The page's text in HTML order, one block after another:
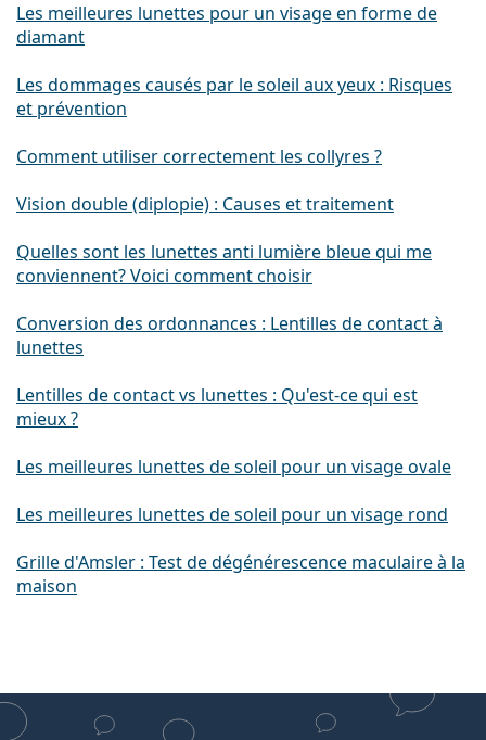
Les meilleures lunettes pour un visage en forme de
diamant
Les dommages causés par le soleil aux yeux : Risques
et prévention
Comment utiliser correctement les collyres ?
Vision double (diplopie) : Causes et traitement
Quelles sont les lunettes anti lumière bleue qui me
conviennent? Voici comment choisir
Conversion des ordonnances : Lentilles de contact à
lunettes
Lentilles de contact vs lunettes : Qu'est-ce qui est
mieux ?
Les meilleures lunettes de soleil pour un visage ovale
Les meilleures lunettes de soleil pour un visage rond
Grille d'Amsler : Test de dégénérescence maculaire à la
maison